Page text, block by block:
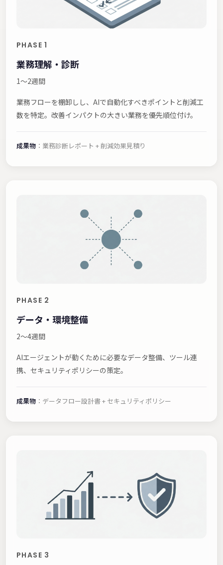
PHASE 1
業務理解・診断
1〜2週間
業務フローを棚卸しし、AIで自動化すべきポイントと削減工
数を特定。改善インパクトの大きい業務を優先順位付け。
成果物 ：業務診断レポート + 削減効果見積り
PHASE 2
データ・環境整備
2〜4週間
AIエージェントが動くために必要なデータ整備、ツール連
携、セキュリティポリシーの策定。
成果物 ：データフロー設計書 + セキュリティポリシー
PHASE 3